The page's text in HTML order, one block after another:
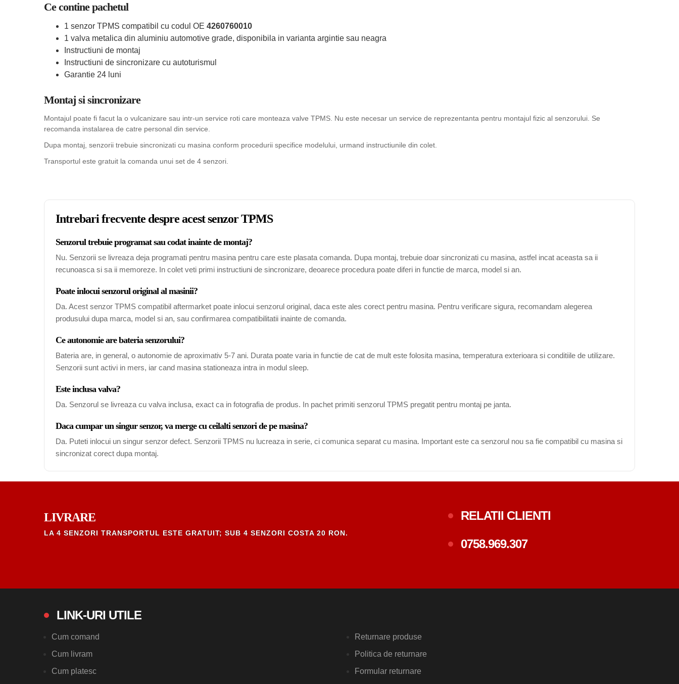
Ce contine pachetul
1 senzor TPMS compatibil cu codul OE 4260760010
1 valva metalica din aluminiu automotive grade, disponibila in varianta argintie sau neagra
Instructiuni de montaj
Instructiuni de sincronizare cu autoturismul
Garantie 24 luni
Montaj si sincronizare
Montajul poate fi facut la o vulcanizare sau intr-un service roti care monteaza valve TPMS. Nu este necesar un service de reprezentanta pentru montajul fizic al senzorului. Se
recomanda instalarea de catre personal din service.
Dupa montaj, senzorii trebuie sincronizati cu masina conform procedurii specifice modelului, urmand instructiunile din colet.
Transportul este gratuit la comanda unui set de 4 senzori.
Intrebari frecvente despre acest senzor TPMS
Senzorul trebuie programat sau codat inainte de montaj?
Nu. Senzorii se livreaza deja programati pentru masina pentru care este plasata comanda. Dupa montaj, trebuie doar sincronizati cu masina, astfel incat aceasta sa ii
recunoasca si sa ii memoreze. In colet veti primi instructiuni de sincronizare, deoarece procedura poate diferi in functie de marca, model si an.
Poate inlocui senzorul original al masinii?
Da. Acest senzor TPMS compatibil aftermarket poate inlocui senzorul original, daca este ales corect pentru masina. Pentru verificare sigura, recomandam alegerea
produsului dupa marca, model si an, sau confirmarea compatibilitatii inainte de comanda.
Ce autonomie are bateria senzorului?
Bateria are, in general, o autonomie de aproximativ 5-7 ani. Durata poate varia in functie de cat de mult este folosita masina, temperatura exterioara si conditiile de utilizare.
Senzorii sunt activi in mers, iar cand masina stationeaza intra in modul sleep.
Este inclusa valva?
Da. Senzorul se livreaza cu valva inclusa, exact ca in fotografia de produs. In pachet primiti senzorul TPMS pregatit pentru montaj pe janta.
Daca cumpar un singur senzor, va merge cu ceilalti senzori de pe masina?
Da. Puteti inlocui un singur senzor defect. Senzorii TPMS nu lucreaza in serie, ci comunica separat cu masina. Important este ca senzorul nou sa fie compatibil cu masina si
sincronizat corect dupa montaj.
LIVRARE
LA 4 SENZORI TRANSPORTUL ESTE GRATUIT; SUB 4 SENZORI COSTA 20 RON.
RELATII CLIENTI
0758.969.307
LINK-URI UTILE
Cum comand
Cum livram
Cum platesc
Returnare produse
Politica de returnare
Formular returnare